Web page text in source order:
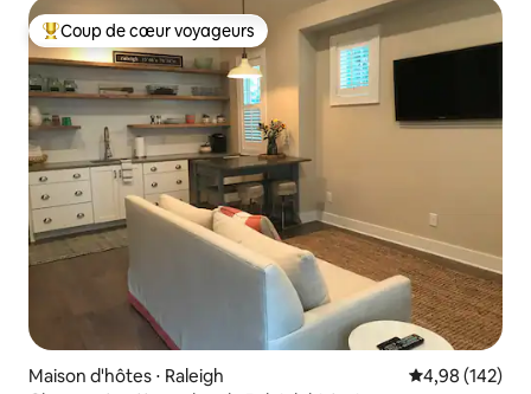
Coups de cœur voyageurs les plus appréciés
Coup de cœur voyageurs
Maison d'hôtes ⋅ Raleigh Évaluation
4,98 (142)